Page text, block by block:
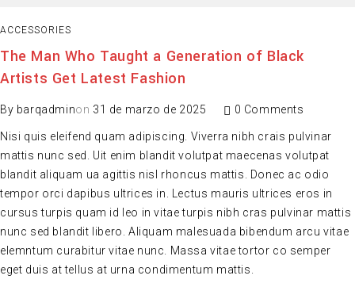
ACCESSORIES
The Man Who Taught a Generation of Black
Artists Get Latest Fashion
By barqadminon 31 de marzo de 2025 0 Comments
Nisi quis eleifend quam adipiscing. Viverra nibh crais pulvinar
mattis nunc sed. Uit enim blandit volutpat maecenas volutpat
blandit aliquam ua agittis nisl rhoncus mattis. Donec ac odio
tempor orci dapibus ultrices in. Lectus mauris ultrices eros in
cursus turpis quam id leo in vitae turpis nibh cras pulvinar mattis
nunc sed blandit libero. Aliquam malesuada bibendum arcu vitae
elemntum curabitur vitae nunc. Massa vitae tortor co semper
eget duis at tellus at urna condimentum mattis.